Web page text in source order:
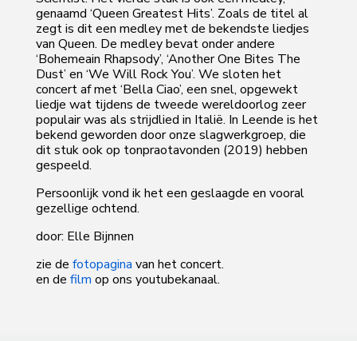
genaamd ‘Queen Greatest Hits’. Zoals de titel al
zegt is dit een medley met de bekendste liedjes
van Queen. De medley bevat onder andere
‘Bohemeain Rhapsody’, ‘Another One Bites The
Dust’ en ‘We Will Rock You’. We sloten het
concert af met ‘Bella Ciao’, een snel, opgewekt
liedje wat tijdens de tweede wereldoorlog zeer
populair was als strijdlied in Italië. In Leende is het
bekend geworden door onze slagwerkgroep, die
dit stuk ook op tonpraotavonden (2019) hebben
gespeeld.
Persoonlijk vond ik het een geslaagde en vooral
gezellige ochtend.
door: Elle Bijnnen
zie de fotopagina van het concert.
en de film op ons youtubekanaal.